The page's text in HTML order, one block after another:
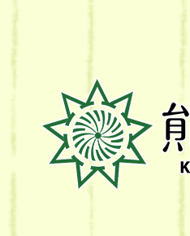
熊
取
町
Kumatori